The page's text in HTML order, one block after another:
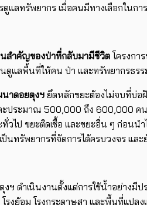
ลทรัพยากร เมื่อคนมีทางเลือกในก
สำคัญของป่าที่กลับมามีชีวิตโครงกา
นดูแลพื้นที่ให้คน ป่า และทรัพยากรธร
าดอยตุงฯ ยึดหลักขยะต้องไม่จบที่บ่อ
ะประมาณ 500,000 ถึง 600,000
ทั่วไป ขยะติดเชื้อ และขยะอื่น ๆ ก่อ
นทรัพยากรที่จัดการได้ครบวงจร แ
ฯ ดำเนินงานตั้งแต่การใช้น้ำอย่าง
งย้อม โรงกระดาษสา และพื้นที่แปล